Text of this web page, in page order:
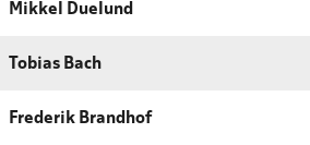
Mikkel Duelund
Tobias Bach
Frederik Brandhof